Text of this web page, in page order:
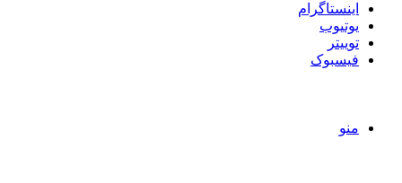
اینستاگرام
یوتیوب
توییتر
فیسبوک
منو